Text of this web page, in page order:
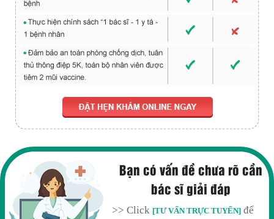
Bạn có vấn đề chưa rõ cần
bác sĩ giải đáp
>> Click [TƯ VẤN TRỰC TUYẾN] để